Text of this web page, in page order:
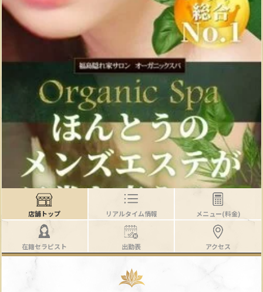
店舗トップ リアルタイム情報 メニュー(料金)
在籍セラピスト 出勤表 アクセス